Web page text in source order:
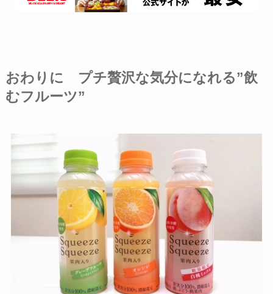
おわりに プチ贅沢な気分になれる”飲
むフルーツ”